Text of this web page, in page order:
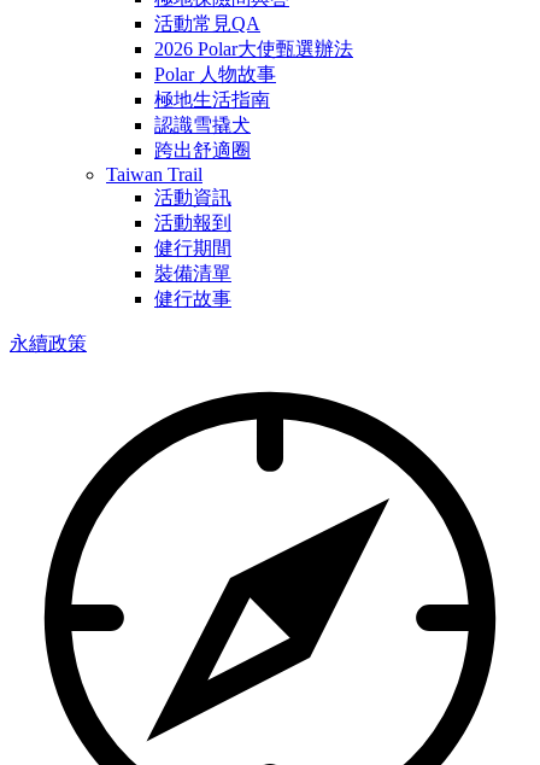
活動常見QA
2026 Polar大使甄選辦法
Polar 人物故事
極地生活指南
認識雪撬犬
跨出舒適圈
Taiwan Trail
活動資訊
活動報到
健行期間
裝備清單
健行故事
永續政策